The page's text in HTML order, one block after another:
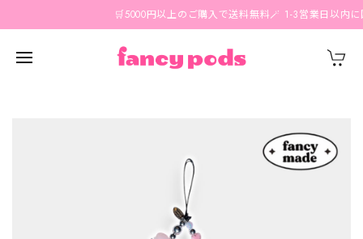
🛒5000円以上のご購入で送料無料🪄 1-3営業日以内に